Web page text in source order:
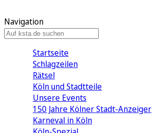
Navigation
Startseite
Schlagzeilen
Rätsel
Köln und Stadtteile
Unsere Events
150 Jahre Kölner Stadt-Anzeiger
Karneval in Köln